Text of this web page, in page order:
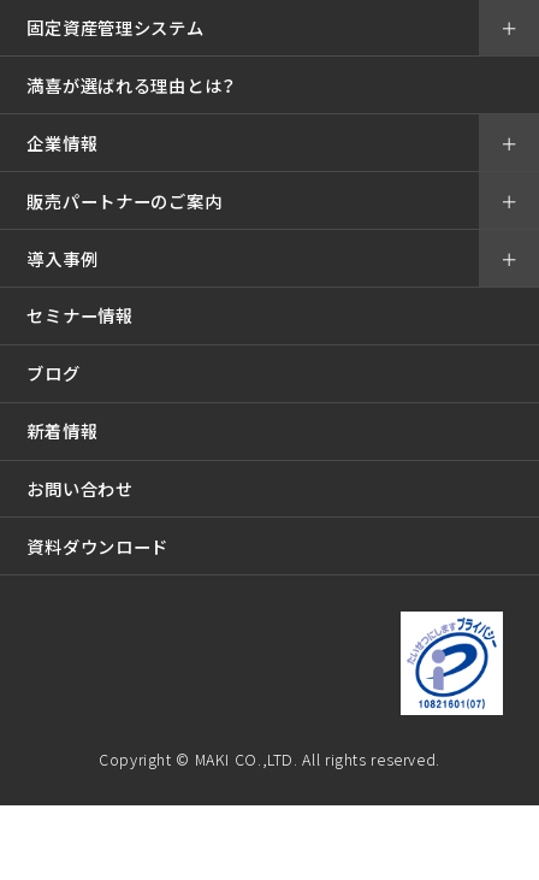
固定資産管理システム ＋
満喜が選ばれる理由とは？
企業情報 ＋
販売パートナーのご案内 ＋
導入事例
セミナー情報
＋
ブログ
新着情報
お問い合わせ
資料ダウンロード
Copyright © MAKI CO.,LTD. All rights reserved.